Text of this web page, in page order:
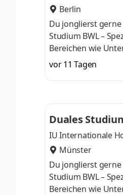
Berlin
Du jonglierst
Studium BWL –
Bereichen wie
Finanzexpertin. Du
Deine
Numerus clausus
praxisnahen
vor 11 Tagen
Duales
IU Internationale
Münster
Du jonglierst
Studium BWL –
Bereichen wie